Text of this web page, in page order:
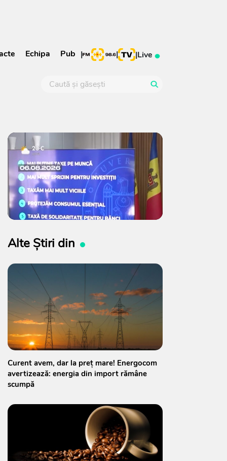
Echipa Pub | | |Live
Alte Știri din
Curent avem, dar la preț mare! Energocom
avertizează: energia din import rămâne
scumpă